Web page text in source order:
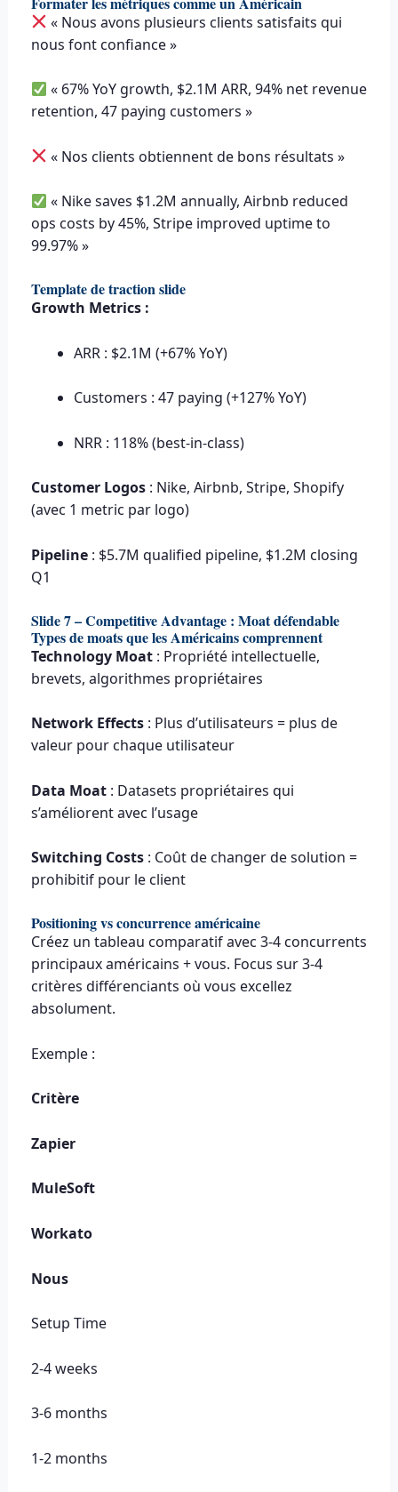
« Nous avons plusieurs clients satisfaits qui
nous font confiance »
« 67% YoY growth, $2.1M ARR, 94% net revenue
retention, 47 paying customers »
« Nos clients obtiennent de bons résultats »
« Nike saves $1.2M annually, Airbnb reduced
ops costs by 45%, Stripe improved uptime to
99.97% »
Template de traction slide
Growth Metrics :
ARR : $2.1M (+67% YoY)
Customers : 47 paying (+127% YoY)
NRR : 118% (best-in-class)
Customer Logos: Nike, Airbnb, Stripe, Shopify
(avec 1 metric par logo)
Pipeline : $5.7M qualified pipeline, $1.2M closing
Q1
Slide 7 – Competitive Advantage : Moat défendable
Types de moats que les Américains comprennent
Technology Moat: Propriété intellectuelle,
brevets, algorithmes propriétaires
Network Effects: Plus d’utilisateurs = plus de
valeur pour chaque utilisateur
Data Moat : Datasets propriétaires qui
s’améliorent avec l’usage
Switching Costs : Coût de changer de solution =
prohibitif pour le client
Positioning vs concurrence américaine
Créez un tableau comparatif avec 3-4 concurrents
principaux américains + vous. Focus sur 3-4
critères différenciants où vous excellez
absolument.
Exemple :
Critère
Zapier
MuleSoft
Workato
Nous
Setup Time
2-4 weeks
3-6 months
1-2 months